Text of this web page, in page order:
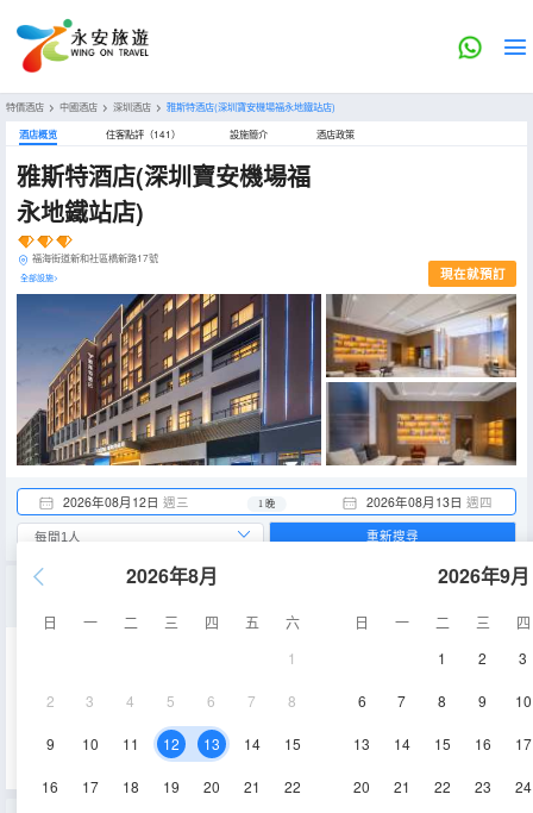
特價酒店 > 中國酒店 > 深圳酒店 > 雅斯特酒店(深圳寶安機場福永地鐵站店)
酒店概览 住客點評（141） 設施簡介 酒店政策
雅斯特酒店(深圳寶安機場福
永地鐵站店)
福海街道新和社區橋新路17號
全部設施> 現在就預訂
2026年08月12日 週三 2026年08月13日 週四
1 晚
2026年8月
日 一 二 三 四 五
六
1
2 3 4 5 6 7 8
9 10 11 12 13 14 15
16 17 18 19 20 21 22
2026年9月
日 一 二 三
四
1
2 3
6 7 8 9 10
13 14 15 16 17
20 21 22 23 24
重新搜尋
25-30㎡ 空調